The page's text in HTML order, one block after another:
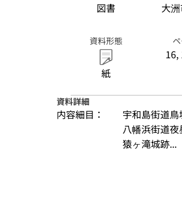
図書 大
資料形態
紙
16,
資料詳細
内容細目：
宇和島街道
八幡浜街道
猿ヶ滝城跡...